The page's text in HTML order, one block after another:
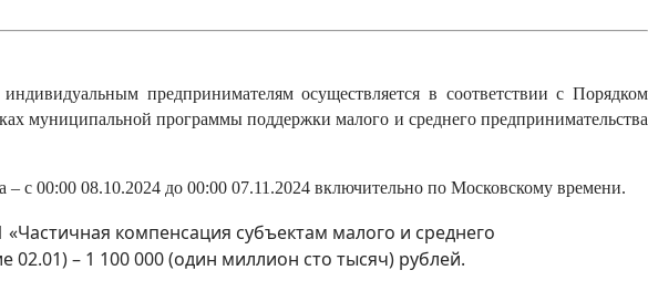
предпринимателям осуществляется в соответствии с Порядком
муниципальной программы поддержки малого и среднего предпринимательства
– с 00:00 08.10.2024 до 00:00 07.11.2024 включительно по Московскому времени.
компенсация субъектам малого и среднего
02.01) – 1 100 000 (один миллион сто тысяч) рублей.